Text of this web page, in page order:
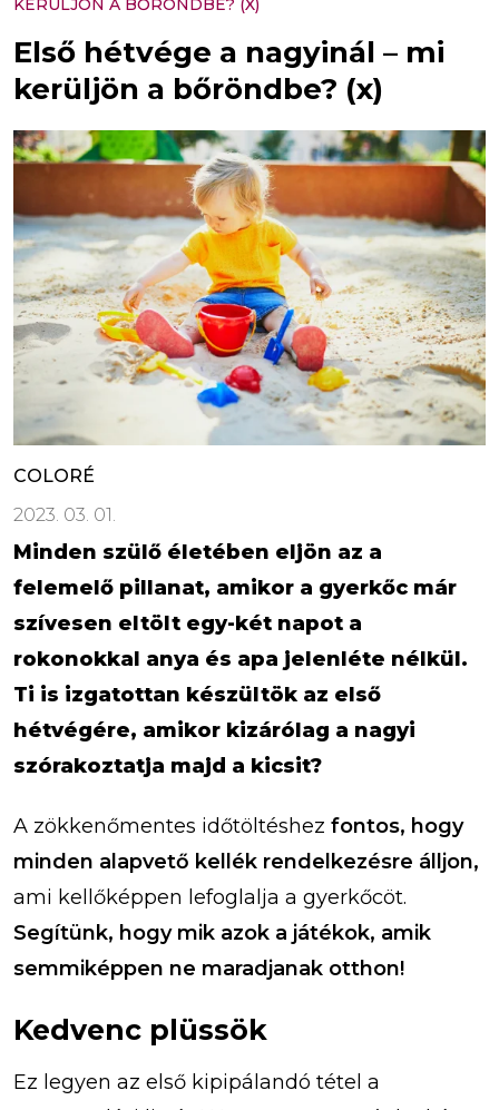
KERÜLJÖN A BŐRÖNDBE? (X)
Első hétvége a nagyinál – mi
kerüljön a bőröndbe? (x)
COLORÉ
2023. 03. 01.
Minden szülő életében eljön az a
felemelő pillanat, amikor a gyerkőc már
szívesen eltölt egy-két napot a
rokonokkal anya és apa jelenléte nélkül.
Ti is izgatottan készültök az első
hétvégére, amikor kizárólag a nagyi
szórakoztatja majd a kicsit?
A zökkenőmentes időtöltéshez fontos, hogy
minden alapvető kellék rendelkezésre álljon,
ami kellőképpen lefoglalja a gyerkőcöt.
Segítünk, hogy mik azok a játékok, amik
semmiképpen ne maradjanak otthon!
Kedvenc plüssök
Ez legyen az első kipipálandó tétel a